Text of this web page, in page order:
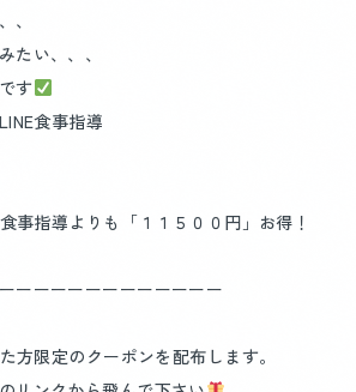
、
たい、、、
す
食事指導
事指導よりも「１１５００円」お得！
ーーーーーーーーーーーー
方限定のクーポンを配布します。